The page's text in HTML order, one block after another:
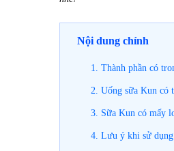
Nội dung chính
1. Thành phần có
2. Uống sữa Kun có
3. Sữa Kun có mấy
4. Lưu ý khi sử dụng